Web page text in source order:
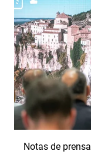
Notas de prensa